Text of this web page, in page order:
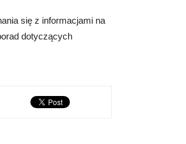
się z informacjami na
dotyczących